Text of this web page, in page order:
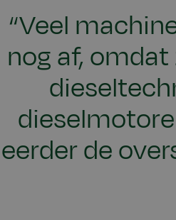
“Veel
nog af,
eerder de